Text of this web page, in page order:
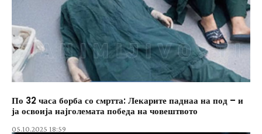
По 32 часа борба со смртта: Лекарите паднаа на под – и
ја освоија најголемата победа на човештвото
05.10.2025 18:59